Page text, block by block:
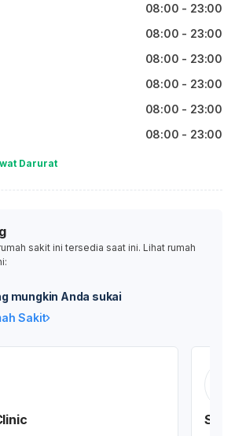
08:00 - 23:00
08:00 - 23:00
08:00 - 23:00
08:00 - 23:00
08:00 - 23:00
08:00 - 23:00
Darurat
sakit ini tersedia saat ini. Lihat rumah
mungkin Anda sukai
Sakit